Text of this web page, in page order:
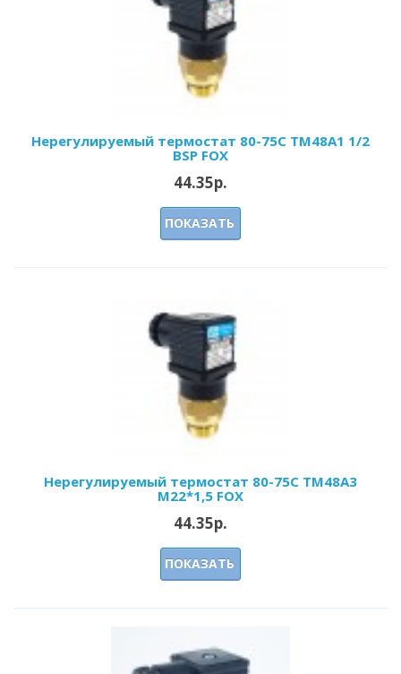
Нерегулируемый термостат 80-75С ТМ48А1 1/2
BSP FOX
44.35р.
ПОКАЗАТЬ
Нерегулируемый термостат 80-75С ТМ48А3
М22*1,5 FOX
44.35р.
ПОКАЗАТЬ